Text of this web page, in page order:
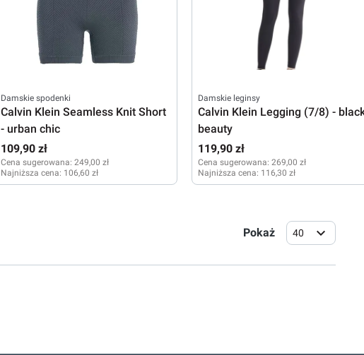
Damskie spodenki
Calvin Klein Seamless Knit Short
- urban chic
109,90 zł
Cena sugerowana: 249,00 zł
Najniższa cena: 106,60 zł
Damskie leginsy
Calvin Klein Legging (7/8) -
beauty
119,90 zł
Cena sugerowana: 269,00 zł
Najniższa cena: 116,30 zł
Pokaż 40